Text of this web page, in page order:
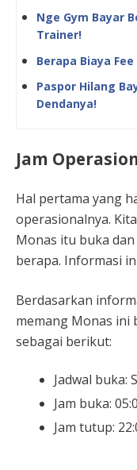
Nge Gym Bayar
Trainer!
Berapa Biaya
Paspor Hilang
Dendanya!
Jam
Hal pertama yang
operasionalnya.
Monas itu buka
berapa. Informasi
Berdasarkan
memang Monas ini
sebagai berikut:
Jadwal buka:
Jam buka:
Jam tutup: